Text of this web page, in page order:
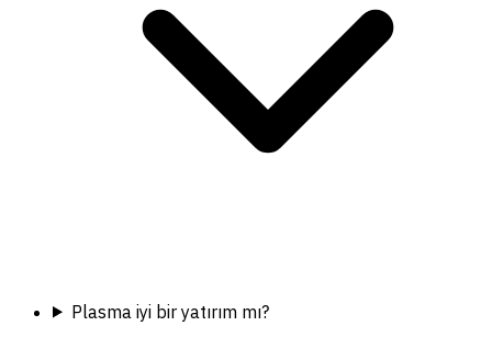
Plasma iyi bir yatırım mı?